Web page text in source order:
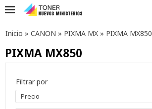
Inicio » CANON » PIXMA MX » PIXMA MX850
PIXMA MX850
Filtrar por
Precio